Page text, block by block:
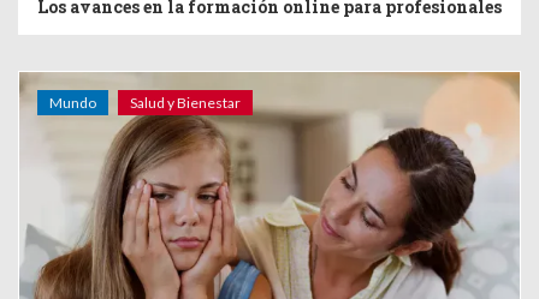
Los avances en la formación online para profesionales
Mundo Salud y Bienestar